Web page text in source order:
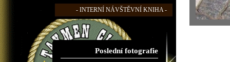
- INTERNÍ NÁVŠTĚVNÍ KNIHA -
Poslední fotografie